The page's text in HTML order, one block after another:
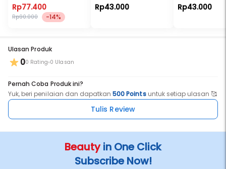
Rp77.400
Rp90.000 -14%
Wash
Rp43.000 Rp43.000
Ulasan Produk
00 Rating 0 Ulasan
Pernah Coba Produk ini?
Yuk, beri penilaian dan dapatkan500 Pointsuntuk setiap ulasan 🥰
Tulis Review
Beautyin One Click
Subscribe Now!